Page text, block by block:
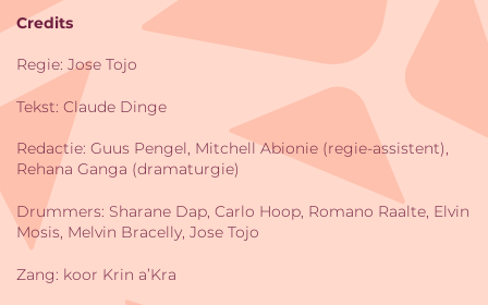
Credits
Regie: Jose Tojo
Tekst: Claude Dinge
Redactie: Guus Pengel, Mitchell Abionie (regie-assistent),
Rehana Ganga (dramaturgie)
Drummers: Sharane Dap, Carlo Hoop, Romano Raalte, Elvin
Mosis, Melvin Bracelly, Jose Tojo
Zang: koor Krin a’Kra